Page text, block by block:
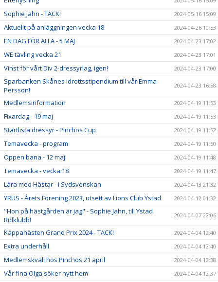
Sophie Jahn - TACK! 2024-05-16 15:09
Aktuellt på anläggningen vecka 18 2024-04-26 10:53
EN DAG FÖR ALLA - 5 MAJ 2024-04-23 17:02
WE tävling vecka 21 2024-04-23 17:01
Vinst för vårt Div 2-dressyrlag, igen! 2024-04-23 17:00
Sparbanken Skånes Idrottsstipendium till vår Emma
Persson!
2024-04-23 16:58
Medlemsinformation 2024-04-19 11:53
Fixardag - 19 maj 2024-04-19 11:53
Startlista dressyr - Pinchos Cup 2024-04-19 11:52
Temavecka - program 2024-04-19 11:50
Öppen bana - 12 maj 2024-04-19 11:48
Temavecka - vecka 18 2024-04-19 11:47
Lära med Hästar - i Sydsvenskan 2024-04-13 21:32
YRUS - Årets Förening 2023, utsett av Lions Club Ystad 2024-04-12 01:32
"Hon på hästgården är jag" - Sophie Jahn, till Ystad
Ridklubb!
2024-04-07 22:06
Käppahästen Grand Prix 2024 - TACK! 2024-04-04 12:40
Extra underhåll 2024-04-04 12:40
Medlemskväll hos Pinchos 21 april 2024-04-04 12:38
Vår fina Olga söker nytt hem 2024-04-04 12:37